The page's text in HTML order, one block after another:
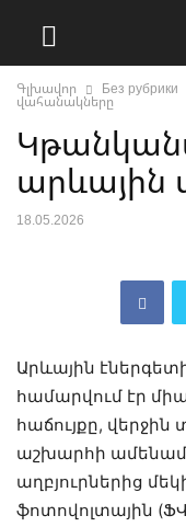
Գլխավոր Без рубрики
վահանակները
արևային
18.05.2026
Արևային
համարվում էր
հաճույքը,
աշխարհի
աղբյուրներից
ֆոտովոլտային